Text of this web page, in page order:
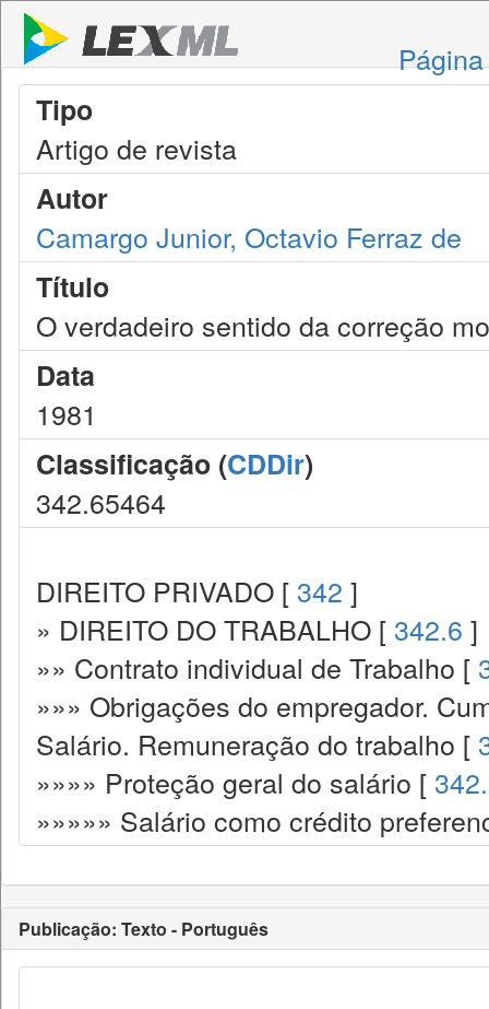
Tipo
Artigo de revista
Autor
Camargo Junior, Octavio Ferraz de
Título
O verdadeiro sentido da correção
Data
1981
Classificação (CDDir)
342.65464
DIREITO PRIVADO [ 342 ]
» DIREITO DO TRABALHO [ 342.6 ]
»» Contrato individual de Trabalho [
»»» Obrigações do empregador.
Salário. Remuneração do trabalho [
»»»» Proteção geral do salário [
»»»»» Salário como crédito
Publicação: Texto - Português